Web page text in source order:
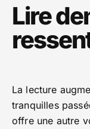
Lire
La lecture
tranquilles
offre une autre